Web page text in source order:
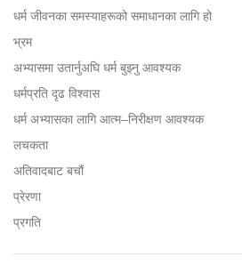
facebook
धर्म जीवनका समस्याहरूको समाधानका लागि हो
भ्रम
अभ्यासमा उतार्नुअघि धर्म बुझ्नु आवश्यक
धर्मप्रति दृढ विश्वास
धर्म अभ्यासका लागि आत्म–निरीक्षण आवश्यक
लचकता
अतिवादबाट बचौं
प्रेरणा
प्रगति